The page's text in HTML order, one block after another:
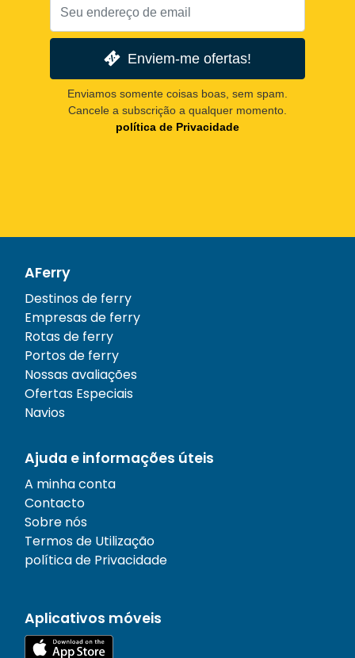
Enviem-me ofertas!
Enviamos somente coisas boas, sem spam.
Cancele a subscrição a qualquer momento.
política de Privacidade
AFerry
Destinos de ferry
Empresas de ferry
Rotas de ferry
Portos de ferry
Nossas avaliações
Ofertas Especiais
Navios
Ajuda e informações úteis
A minha conta
Contacto
Sobre nós
Termos de Utilização
política de Privacidade
Aplicativos móveis